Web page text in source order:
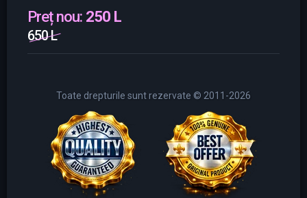
Preț nou: 250 L
650 L
Toate drepturile sunt rezervate © 2011-2026